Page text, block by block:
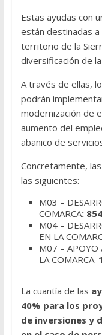
Estas ayudas con
están destinadas
territorio de la
diversificación de
A través de ellas,
podrán
modernización de
aumento del
abanico de
Concretamente,
las siguientes:
M03 –
COMARCA:
M04 –
EN LA
M07 – APOYO
LA COMARCA.
La cuantía de las
40% para los
de inversiones y